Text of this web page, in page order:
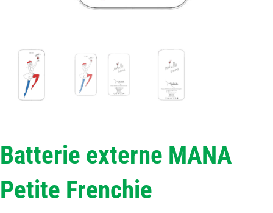
Batterie externe MANA
Petite Frenchie